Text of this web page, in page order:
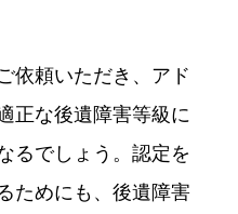
依頼いただき、アド
正な後遺障害等級に
るでしょう。認定を
ためにも、後遺障害